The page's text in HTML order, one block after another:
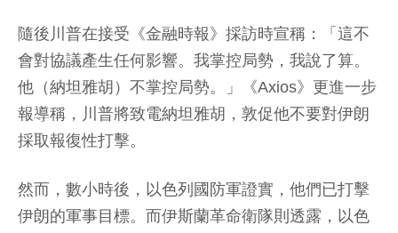
隨後川普在接受《金融時報》採訪時宣稱：「這不
會對協議產生任何影響。我掌控局勢，我說了算。
他（納坦雅胡）不掌控局勢。」《Axios》更進一步
報導稱，川普將致電納坦雅胡，敦促他不要對伊朗
採取報復性打擊。
然而，數小時後，以色列國防軍證實，他們已打擊
伊朗的軍事目標。而伊斯蘭革命衛隊則透露，以色